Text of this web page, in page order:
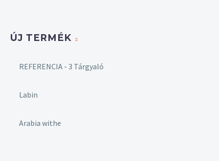
ÚJ TERMÉK
REFERENCIA - 3 Tárgyaló
Labin
Arabia withe